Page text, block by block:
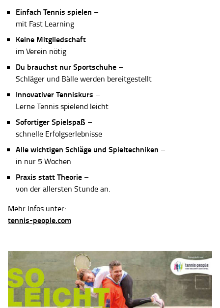
Einfach Tennis spielen –
mit Fast Learning
Keine Mitgliedschaft
im Verein nötig
Du brauchst nur Sportschuhe –
Schläger und Bälle werden bereitgestellt
Innovativer Tenniskurs –
Lerne Tennis spielend leicht
Sofortiger Spielspaß –
schnelle Erfolgserlebnisse
Alle wichtigen Schläge und Spieltechniken –
in nur 5 Wochen
Praxis statt Theorie –
von der allersten Stunde an.
Mehr Infos unter:
tennis-people.com